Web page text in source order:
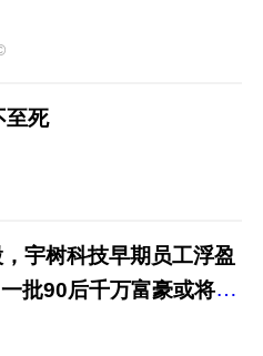
至死
宇树科技早期员工浮盈
批90后千万富豪或将诞